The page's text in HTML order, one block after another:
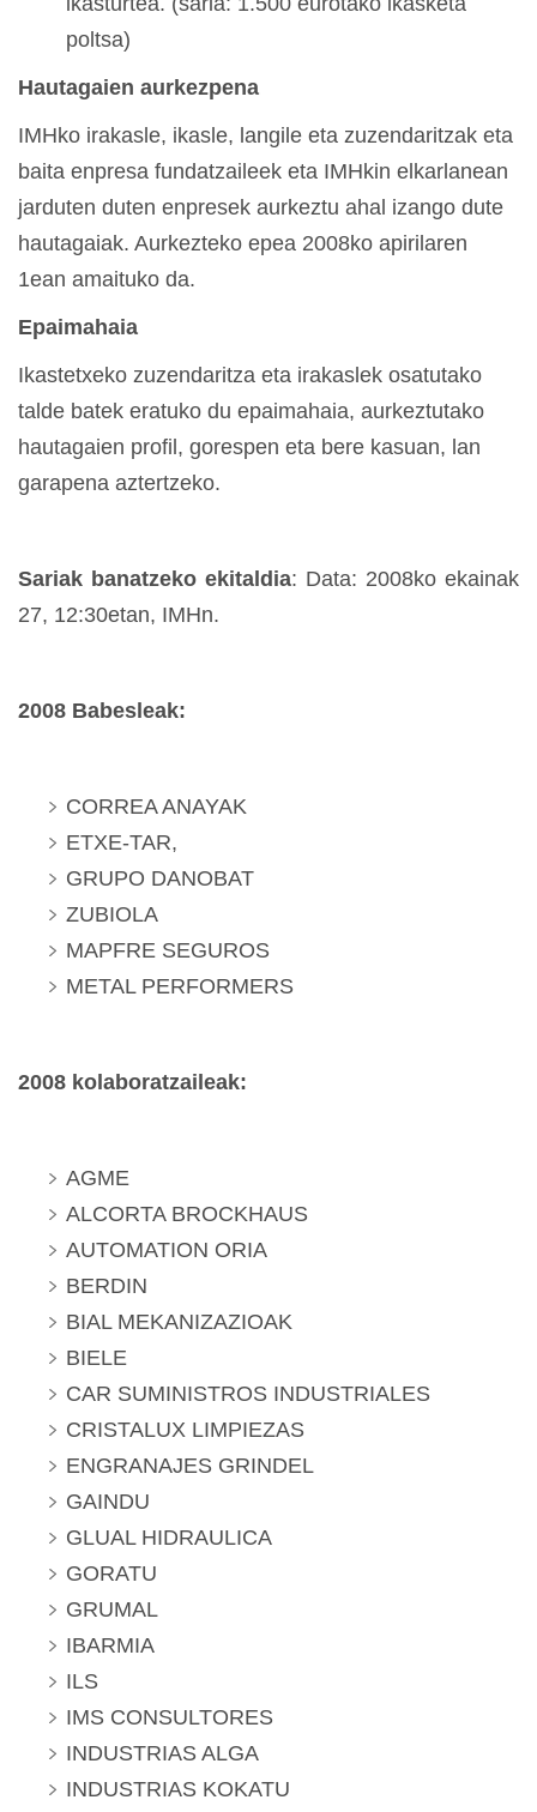
poltsa)
Hautagaien aurkezpena
IMHko irakasle, ikasle, langile eta zuzendaritzak eta
baita enpresa fundatzaileek eta IMHkin elkarlanean
jarduten duten enpresek aurkeztu ahal izango dute
hautagaiak. Aurkezteko epea 2008ko apirilaren
1ean amaituko da.
Epaimahaia
Ikastetxeko zuzendaritza eta irakaslek osatutako
talde batek eratuko du epaimahaia, aurkeztutako
hautagaien profil, gorespen eta bere kasuan, lan
garapena aztertzeko.
Sariak banatzeko ekitaldia: Data: 2008ko ekainak
27, 12:30etan, IMHn.
2008 Babesleak:
CORREA ANAYAK
ETXE-TAR,
GRUPO DANOBAT
ZUBIOLA
MAPFRE SEGUROS
METAL PERFORMERS
2008 kolaboratzaileak:
AGME
ALCORTA BROCKHAUS
AUTOMATION ORIA
BERDIN
BIAL MEKANIZAZIOAK
BIELE
CAR SUMINISTROS INDUSTRIALES
CRISTALUX LIMPIEZAS
ENGRANAJES GRINDEL
GAINDU
GLUAL HIDRAULICA
GORATU
GRUMAL
IBARMIA
ILS
IMS CONSULTORES
INDUSTRIAS ALGA
INDUSTRIAS KOKATU